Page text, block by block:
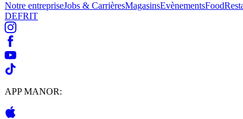
Notre entrepriseJobs & CarrièresMagasinsEvènementsFood
DEFRIT
APP MANOR: